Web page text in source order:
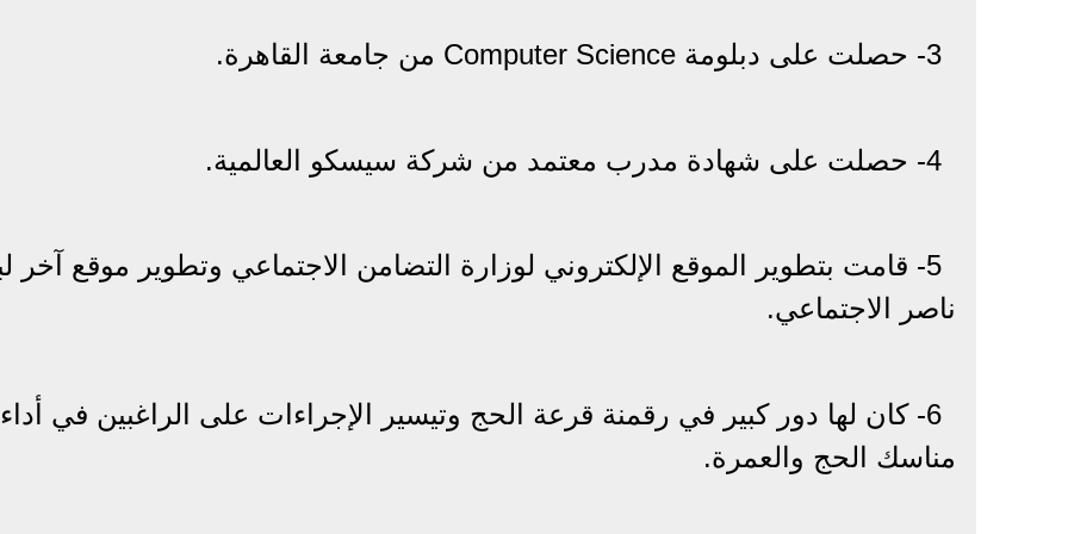
3- حصلت على دبلومة Computer Science من جامعة القاهرة.
4- حصلت على شهادة مدرب معتمد من شركة سيسكو العالمية.
5- قامت بتطوير الموقع الإلكتروني لوزارة التضامن الاجتماعي وتطوير موقع آخر
ناصر الاجتماعي.
6- كان لها دور كبير في رقمنة قرعة الحج وتيسير الإجراءات على الراغبين في أداء
مناسك الحج والعمرة.